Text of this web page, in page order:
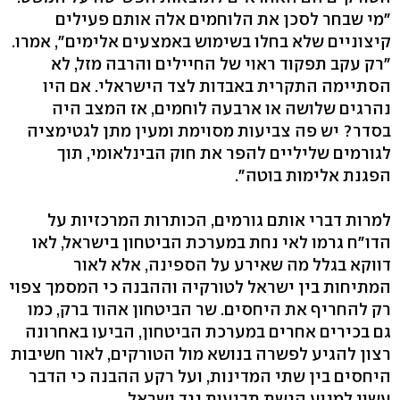
"מי שבחר לסכן את הלוחמים אלה אותם פעילים
קיצוניים שלא בחלו בשימוש באמצעים אלימים", אמרו.
"רק עקב תפקוד ראוי של החיילים והרבה מזל, לא
הסתיימה התקרית באבדות לצד הישראלי. אם היו
נהרגים שלושה או ארבעה לוחמים, אז המצב היה
בסדר? יש פה צביעות מסוימת ומעין מתן לגטימציה
לגורמים שליליים להפר את חוק הבינלאומי, תוך
הפגנת אלימות בוטה".
למרות דברי אותם גורמים, הכותרות המרכזיות על
הדו"ח גרמו לאי נחת במערכת הביטחון בישראל, לאו
דווקא בגלל מה שאירע על הספינה, אלא לאור
המתיחות בין ישראל לטורקיה וההבנה כי המסמך צפוי
רק להחריף את היחסים. שר הביטחון אהוד ברק, כמו
גם בכירים אחרים במערכת הביטחון, הביעו באחרונה
רצון להגיע לפשרה בנושא מול הטורקים, לאור חשיבות
היחסים בין שתי המדינות, ועל רקע ההבנה כי הדבר